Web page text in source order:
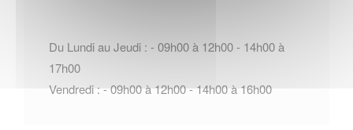
Du Lundi au Jeudi : - 09h00 à 12h00 - 14h00 à
17h00
Vendredi : - 09h00 à 12h00 - 14h00 à 16h00